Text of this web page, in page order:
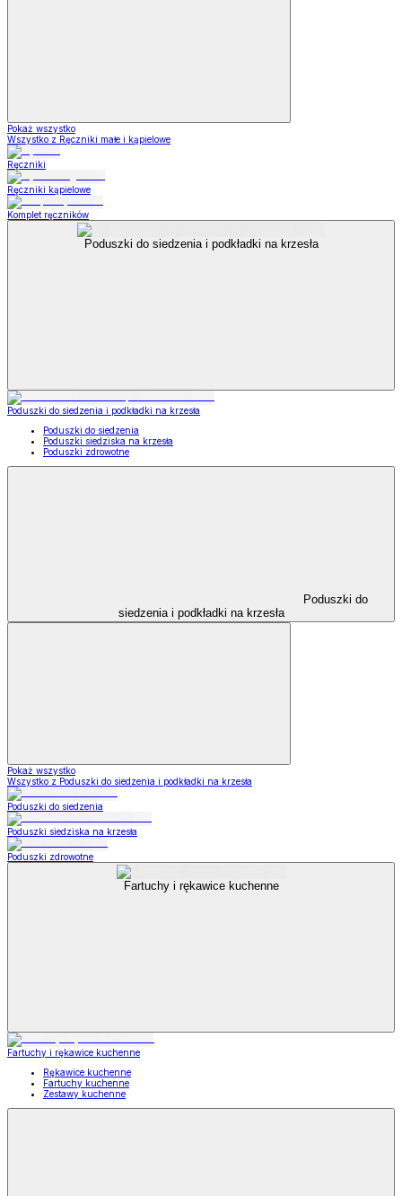
Pokaż wszystko
Wszystko z Ręczniki małe i kąpielowe
Ręczniki
Ręczniki kąpielowe
Komplet ręczników
Poduszki do siedzenia i podkładki na krzesła
Poduszki do siedzenia i podkładki na krzesła
Poduszki do siedzenia
Poduszki siedziska na krzesła
Poduszki zdrowotne
Poduszki do
siedzenia i podkładki na krzesła
Pokaż wszystko
Wszystko z Poduszki do siedzenia i podkładki na krzesła
Poduszki do siedzenia
Poduszki siedziska na krzesła
Poduszki zdrowotne
Fartuchy i rękawice kuchenne
Fartuchy i rękawice kuchenne
Rękawice kuchenne
Fartuchy kuchenne
Zestawy kuchenne